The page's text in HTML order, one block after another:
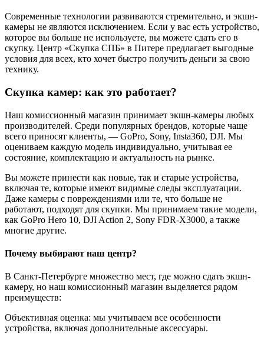
Современные технологии развиваются стремительно, и экшн-
камеры не являются исключением. Если у вас есть устройство,
которое вы больше не используете, вы можете сдать его в
скупку. Центр «Скупка СПБ» в Питере предлагает выгодные
условия для всех, кто хочет быстро получить деньги за свою
технику.
Скупка камер: как это работает?
Наш комиссионный магазин принимает экшн-камеры любых
производителей. Среди популярных брендов, которые чаще
всего приносят клиенты, — GoPro, Sony, Insta360, DJI. Мы
оцениваем каждую модель индивидуально, учитывая ее
состояние, комплектацию и актуальность на рынке.
Вы можете принести как новые, так и старые устройства,
включая те, которые имеют видимые следы эксплуатации.
Даже камеры с повреждениями или те, что больше не
работают, подходят для скупки. Мы принимаем такие модели,
как GoPro Hero 10, DJI Action 2, Sony FDR-X3000, а также
многие другие.
Почему выбирают наш центр?
В Санкт-Петербурге множество мест, где можно сдать экшн-
камеру, но наш комиссионный магазин выделяется рядом
преимуществ:
Объективная оценка: мы учитываем все особенности
устройства, включая дополнительные аксессуары.